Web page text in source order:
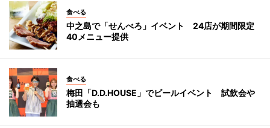
食べる
中之島で「せんべろ」イベント 24店が期間限定
40メニュー提供
食べる
梅田「D.D.HOUSE」でビールイベント 試飲会や
抽選会も